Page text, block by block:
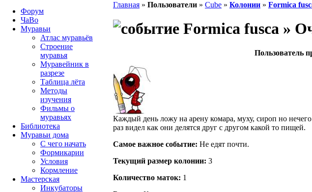
Главная » Пользователи » Cube » Колонии » Formica
Formica fusca »
Пользователь
Каждый день ложу на арену комара, муху, сироп но
раз видел как они делятся друг с другом какой то пищей.
Самое важное событие: Не едят почти.
Текущий размер кoлонии: 3
Количество маток: 1
Форум
ЧаВо
Муравьи
Атлас муравьёв
Строение
муравья
Муравейник в
разрезе
Таблица лёта
Методы
изучения
Фильмы о
муравьях
Библиотека
Муравьи дома
С чего начать
Формикарии
Условия
Кормление
Мастерская
Инкубаторы